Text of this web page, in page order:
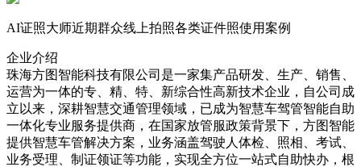
AI证照大师近期群众线上拍照各类证件照使用案例
企业介绍
珠海方图智能科技有限公司是一家集产品研发、生产、销售、
运营为一体的专、精、特、新综合性高新技术企业，自公司成
立以来，深耕智慧交通管理领域，已成为智慧车驾管智能自助
一体化专业服务提供商，在国家放管服政策背景下，方图智能
提供智慧车管解决方案，业务涵盖驾驶人体检、照相、考试、
业务受理、制证领证等功能，实现全方位一站式自助快办，根